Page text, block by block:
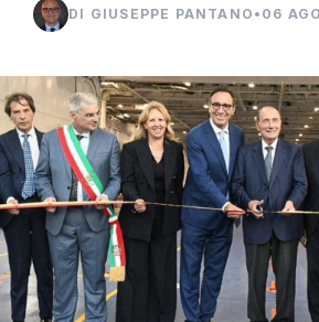
DI GIUSEPPE PANTANO • 06